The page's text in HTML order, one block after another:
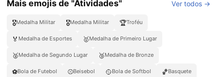
Mais emojis de "Atividades" Ver todos →
🎖️Medalha Militar 🎖Medalha Militar 🏆Troféu
🏅 Medalha de Esportes 🥇Medalha de Primeiro Lugar
🥈Medalha de Segundo Lugar 🥉Medalha de Bronze
⚽Bola de Futebol ⚾Beisebol 🥎Bola de Softbol 🏀Basquete